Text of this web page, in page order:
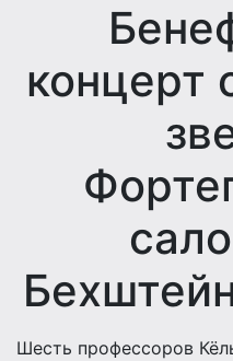
концерт
Шесть профессоров